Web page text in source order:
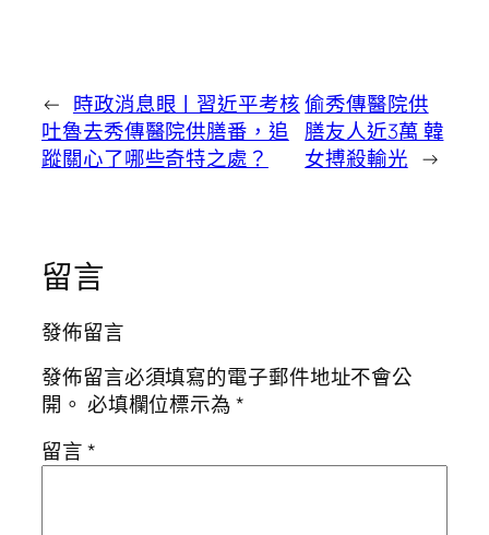
← 時政消息眼丨習近平考核
吐魯去秀傳醫院供膳番，追
蹤關心了哪些奇特之處？
偷秀傳醫院供
膳友人近3萬 韓
女搏殺輸光 →
留言
發佈留言
發佈留言必須填寫的電子郵件地址不會公
開。 必填欄位標示為*
留言*